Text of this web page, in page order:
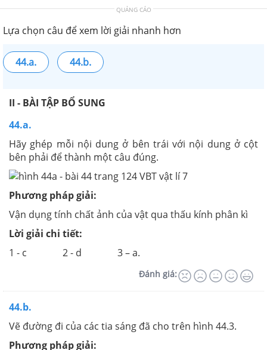
QUẢNG CÁO
Lựa chọn câu để xem lời giải nhanh hơn
44.a. 44.b.
II - BÀI TẬP BỔ SUNG
44.a.
Hãy ghép mỗi nội dung ở bên trái với nội dung ở cột
bên phải để thành một câu đúng.
Phương pháp giải:
Vận dụng tính chất ảnh của vật qua thấu kính phân kì
Lời giải chi tiết:
1 - c 2 - d 3 – a.
Đánh giá:
44.b.
Vẽ đường đi của các tia sáng đã cho trên hình 44.3.
Phương pháp giải: